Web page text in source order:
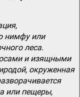
нимфу или
леса.
и изящными
окруженная
или пещеры,